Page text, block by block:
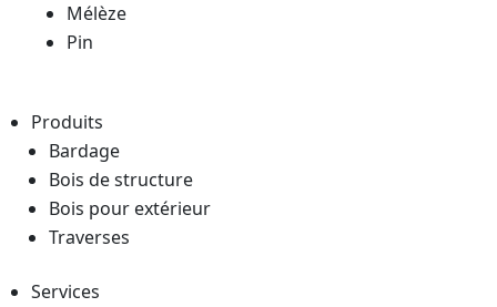
Mélèze
Pin
Produits
Bardage
Bois de structure
Bois pour extérieur
Traverses
Services